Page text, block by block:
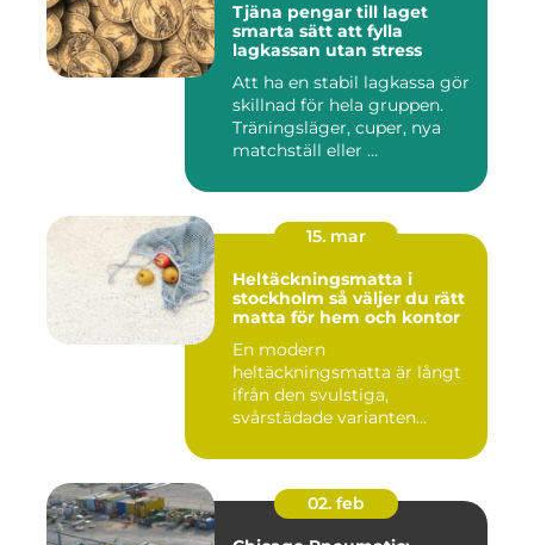
Tjäna pengar till laget
smarta sätt att fylla
lagkassan utan stress
Att ha en stabil lagkassa gör
skillnad för hela gruppen.
Träningsläger, cuper, nya
matchställ eller ...
15. mar
Heltäckningsmatta i
stockholm så väljer du rätt
matta för hem och kontor
En modern
heltäckningsmatta är långt
ifrån den svulstiga,
svårstädade varianten
02. feb